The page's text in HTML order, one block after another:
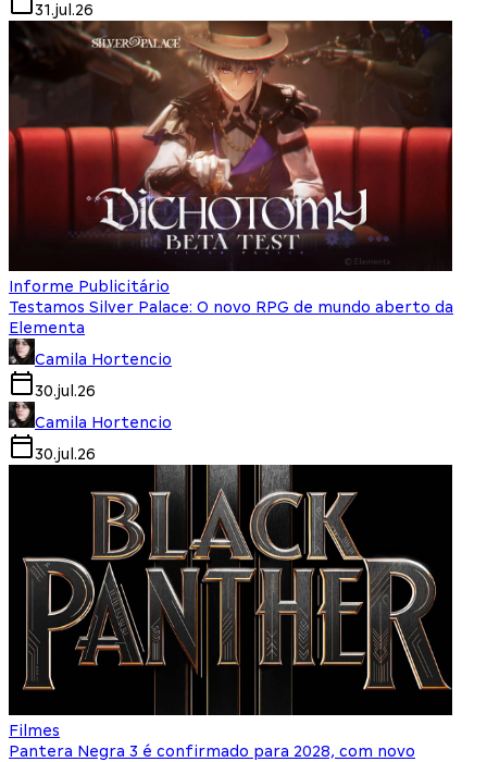
31.jul.26
Informe Publicitário
Testamos Silver Palace: O novo RPG de mundo aberto da
Elementa
Camila Hortencio
30.jul.26
Camila Hortencio
30.jul.26
Filmes
Pantera Negra 3 é confirmado para 2028, com novo